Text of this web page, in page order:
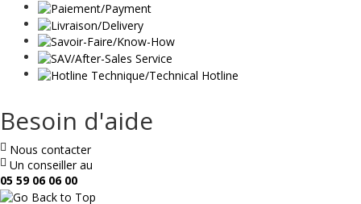
Besoin d'aide
Nous contacter
Un conseiller au
05 59 06 06 00